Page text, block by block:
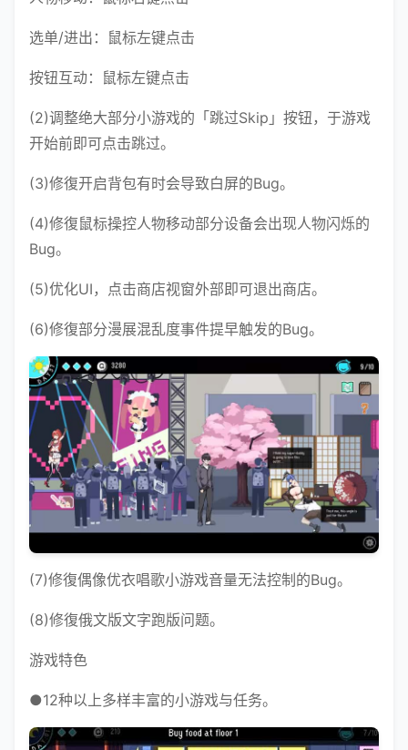
选单/进出：鼠标左键点击
按钮互动：鼠标左键点击
(2)调整绝大部分小游戏的「跳过Skip」按钮，于游戏
开始前即可点击跳过。
(3)修復开启背包有时会导致白屏的Bug。
(4)修復鼠标操控人物移动部分设备会出现人物闪烁的
Bug。
(5)优化UI，点击商店视窗外部即可退出商店。
(6)修復部分漫展混乱度事件提早触发的Bug。
(7)修復偶像优衣唱歌小游戏音量无法控制的Bug。
(8)修復俄文版文字跑版问题。
游戏特色
●12种以上多样丰富的小游戏与任务。